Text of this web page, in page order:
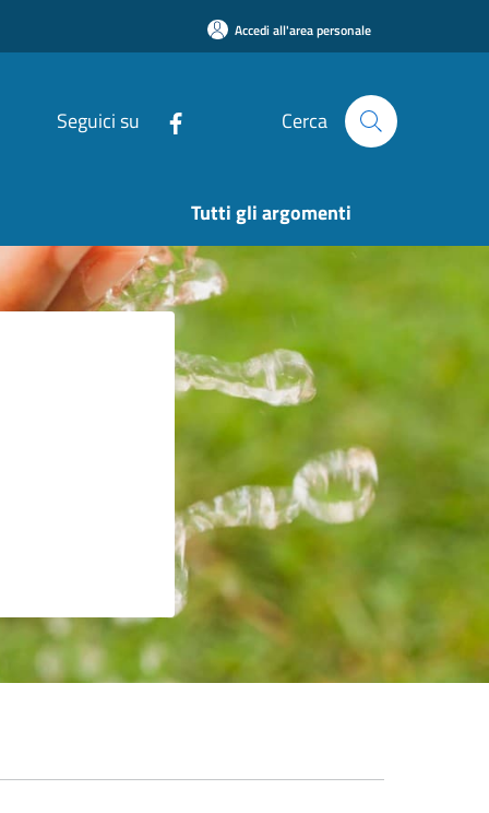
Accedi all'area personale
Seguici su Cerca
Tutti gli argomenti